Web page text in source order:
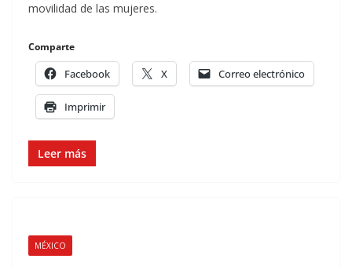
movilidad de las mujeres.
Comparte
Facebook X Correo electrónico
Imprimir
Leer más
MÉXICO